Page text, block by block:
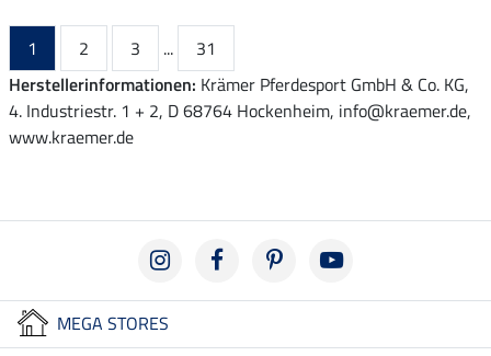
1 2 3 ...
31
Herstellerinformationen: Krämer Pferdesport GmbH & Co. KG,
4. Industriestr. 1 + 2, D 68764 Hockenheim, info@kraemer.de,
www.kraemer.de
MEGA STORES